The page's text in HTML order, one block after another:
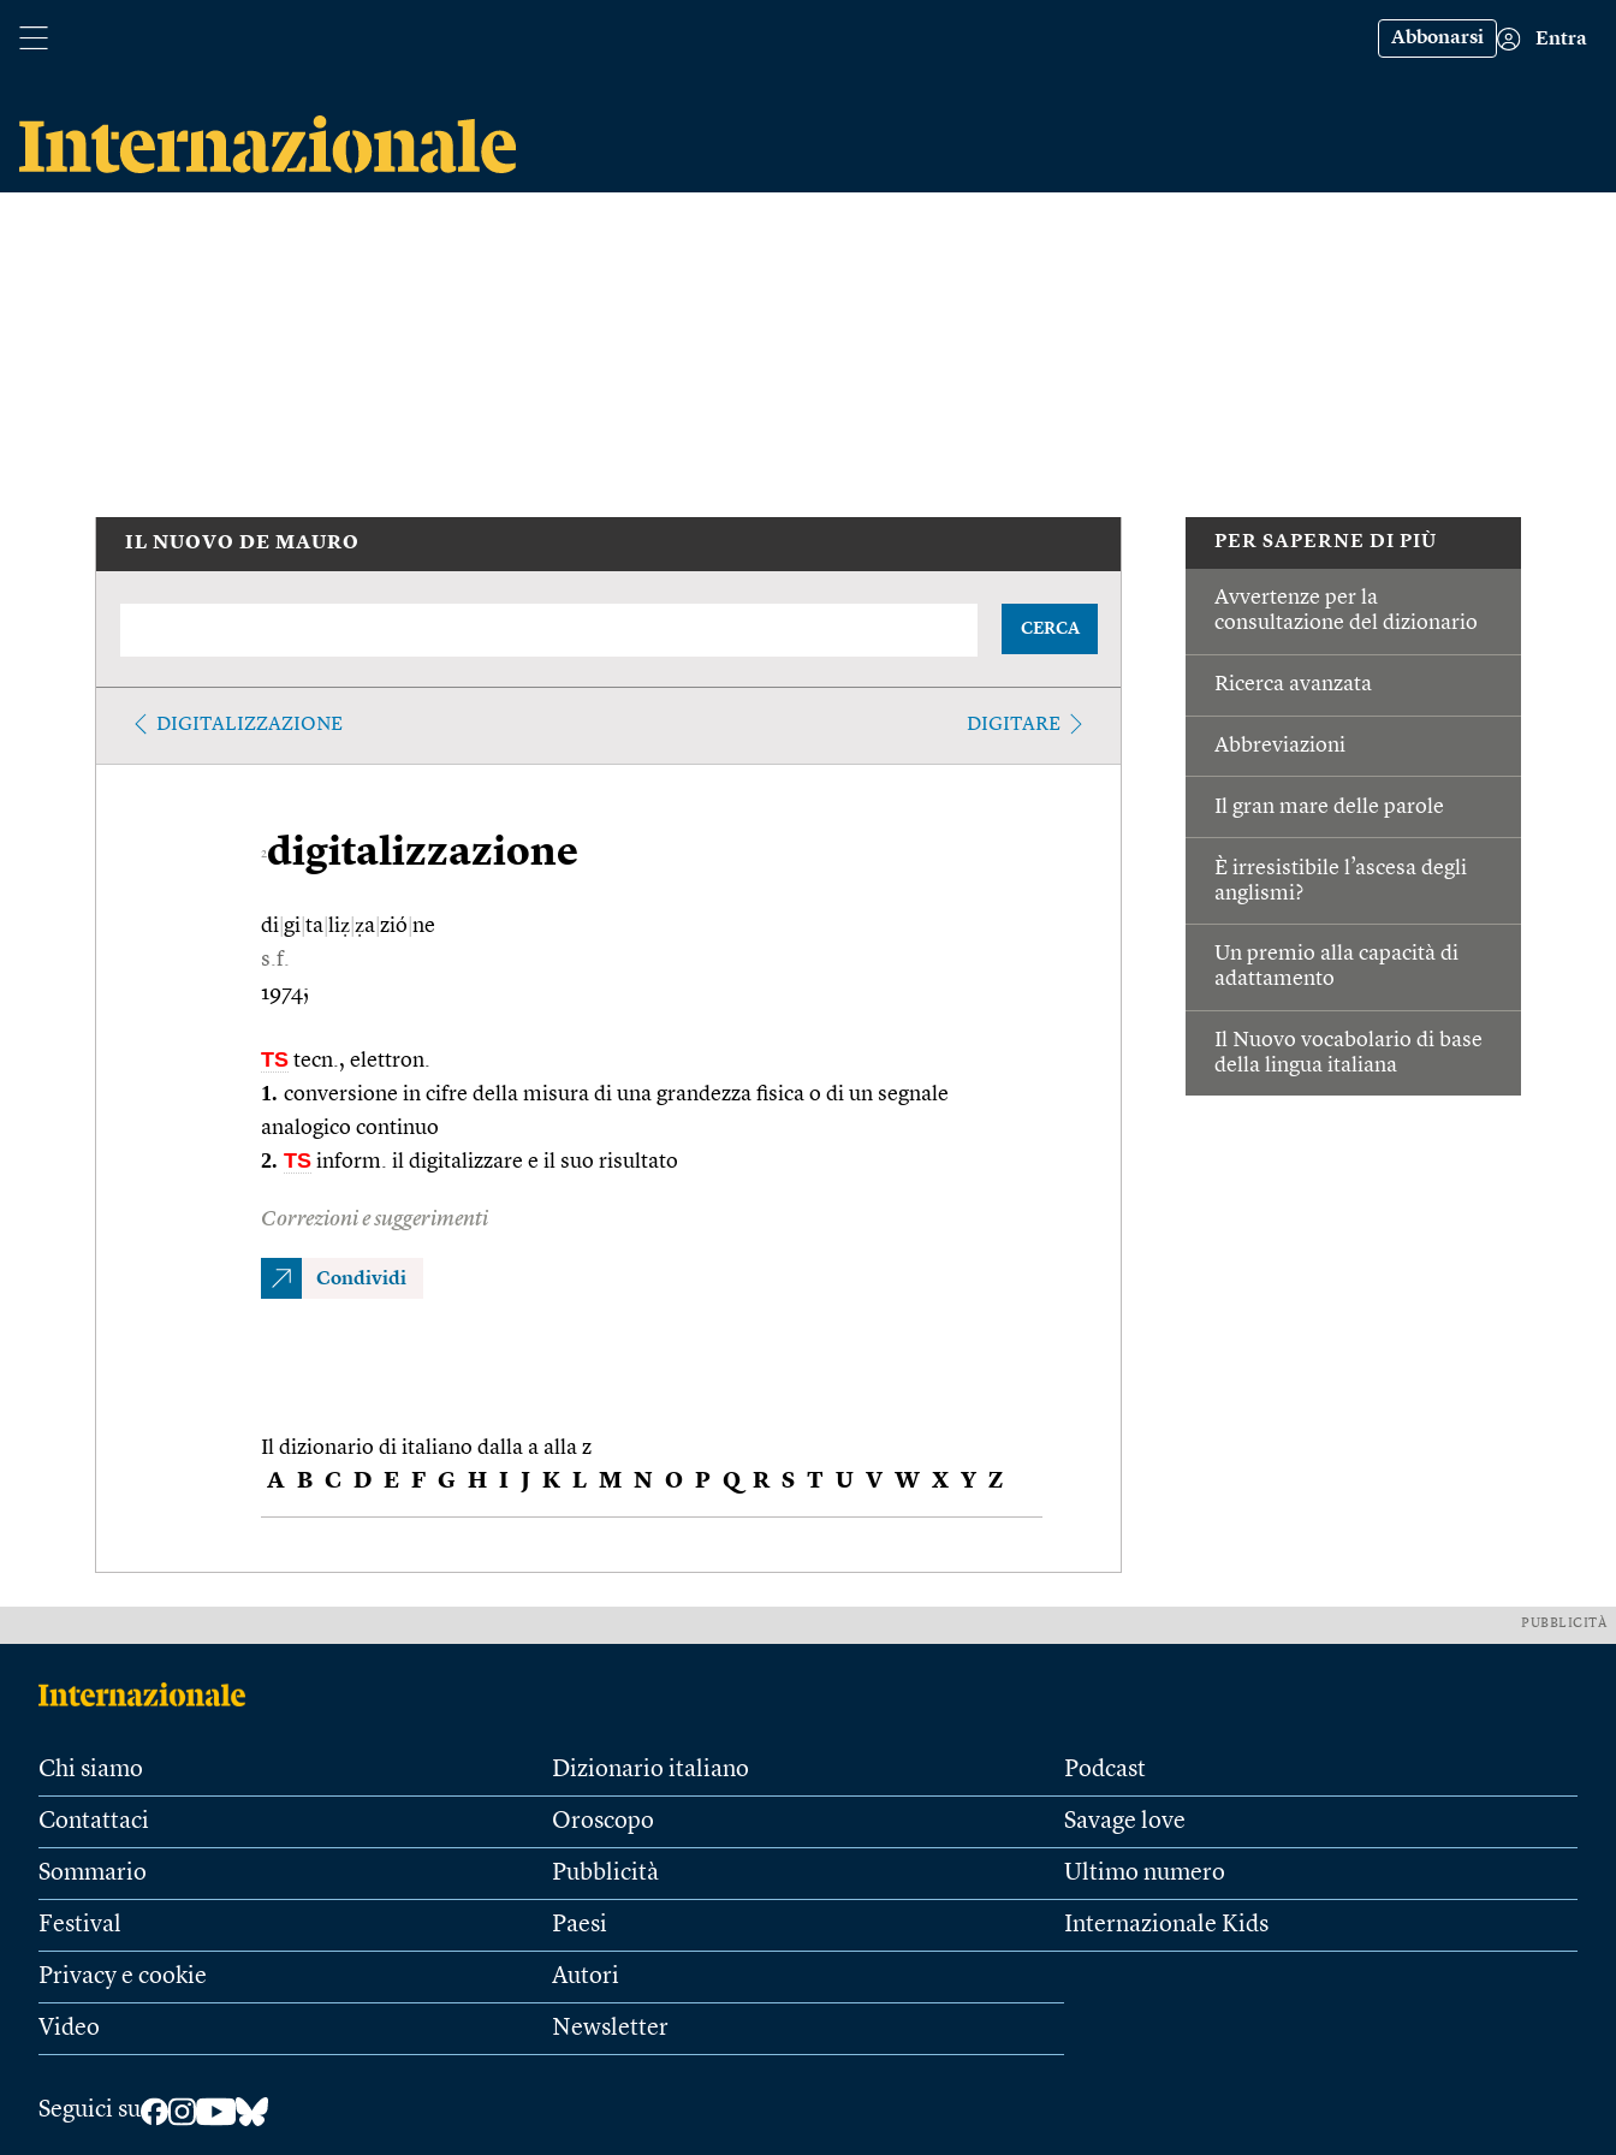
Abbonarsi Entra
PER SAPERNE DI PIÙ
Avvertenze per la
consultazione del dizionario
Ricerca avanzata
Abbreviazioni
Il gran mare delle parole
È irresistibile l’ascesa degli
anglismi?
Un premio alla capacità di
adattamento
Il Nuovo vocabolario di base
della lingua italiana
IL NUOVO DE MAURO
CERCA
DIGITALIZZAZIONE DIGITARE
2digitalizzazione
di gi ta liẓ ẓa zió ne
s.f.
1974;
TS tecn., elettron.
1. conversione in cifre della misura di una grandezza fisica o di un segnale
analogico continuo
2. TS inform. il digitalizzare e il suo risultato
Correzioni e suggerimenti
Condividi
Il dizionario di italiano dalla a alla z
A B C D E F G H I J K L M N O P Q R S T U V W X Y Z
PUBBLICITÀ
Chi siamo
Contattaci
Sommario
Festival
Privacy e cookie
Video
Dizionario italiano
Oroscopo
Pubblicità
Paesi
Autori
Newsletter
Podcast
Savage love
Ultimo numero
Internazionale Kids
Seguici su